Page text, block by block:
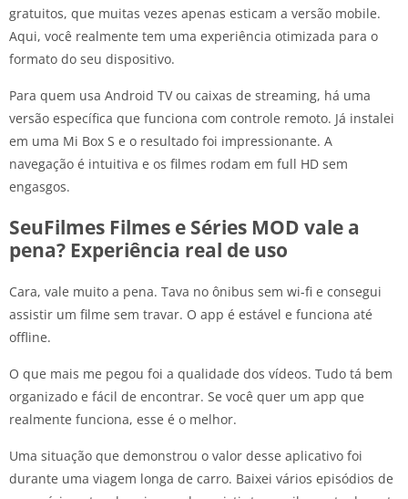
gratuitos, que muitas vezes apenas esticam a versão mobile.
Aqui, você realmente tem uma experiência otimizada para o
formato do seu dispositivo.
Para quem usa Android TV ou caixas de streaming, há uma
versão específica que funciona com controle remoto. Já instalei
em uma Mi Box S e o resultado foi impressionante. A
navegação é intuitiva e os filmes rodam em full HD sem
engasgos.
SeuFilmes Filmes e Séries MOD vale a
pena? Experiência real de uso
Cara, vale muito a pena. Tava no ônibus sem wi-fi e consegui
assistir um filme sem travar. O app é estável e funciona até
offline.
O que mais me pegou foi a qualidade dos vídeos. Tudo tá bem
organizado e fácil de encontrar. Se você quer um app que
realmente funciona, esse é o melhor.
Uma situação que demonstrou o valor desse aplicativo foi
durante uma viagem longa de carro. Baixei vários episódios de